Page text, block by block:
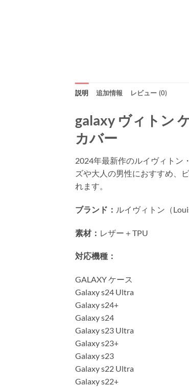
説明 追加情報 レビュー (0)
galaxy ヴィトン
カバー
2024年最新作のルイヴィトン
ズや大人の男性におすすめ、
れます。
ブランド： ルイヴィトン（
素材： レザー＋TPU
対応機種：
GALAXY ケース
Galaxy s24 Ultra
Galaxy s24+
Galaxy s24
Galaxy s23 Ultra
Galaxy s23+
Galaxy s23
Galaxy s22 Ultra
Galaxy s22+